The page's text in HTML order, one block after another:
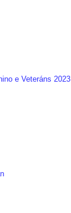
e Veteráns 2023